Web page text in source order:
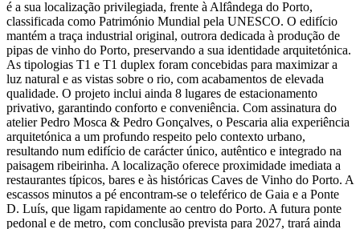
é a sua localização privilegiada, frente à Alfândega do Porto,
classificada como Património Mundial pela UNESCO. O edifício
mantém a traça industrial original, outrora dedicada à produção de
pipas de vinho do Porto, preservando a sua identidade arquitetónica.
As tipologias T1 e T1 duplex foram concebidas para maximizar a
luz natural e as vistas sobre o rio, com acabamentos de elevada
qualidade. O projeto inclui ainda 8 lugares de estacionamento
privativo, garantindo conforto e conveniência. Com assinatura do
atelier Pedro Mosca & Pedro Gonçalves, o Pescaria alia experiência
arquitetónica a um profundo respeito pelo contexto urbano,
resultando num edifício de carácter único, autêntico e integrado na
paisagem ribeirinha. A localização oferece proximidade imediata a
restaurantes típicos, bares e às históricas Caves de Vinho do Porto. A
escassos minutos a pé encontram-se o teleférico de Gaia e a Ponte
D. Luís, que ligam rapidamente ao centro do Porto. A futura ponte
pedonal e de metro, com conclusão prevista para 2027, trará ainda